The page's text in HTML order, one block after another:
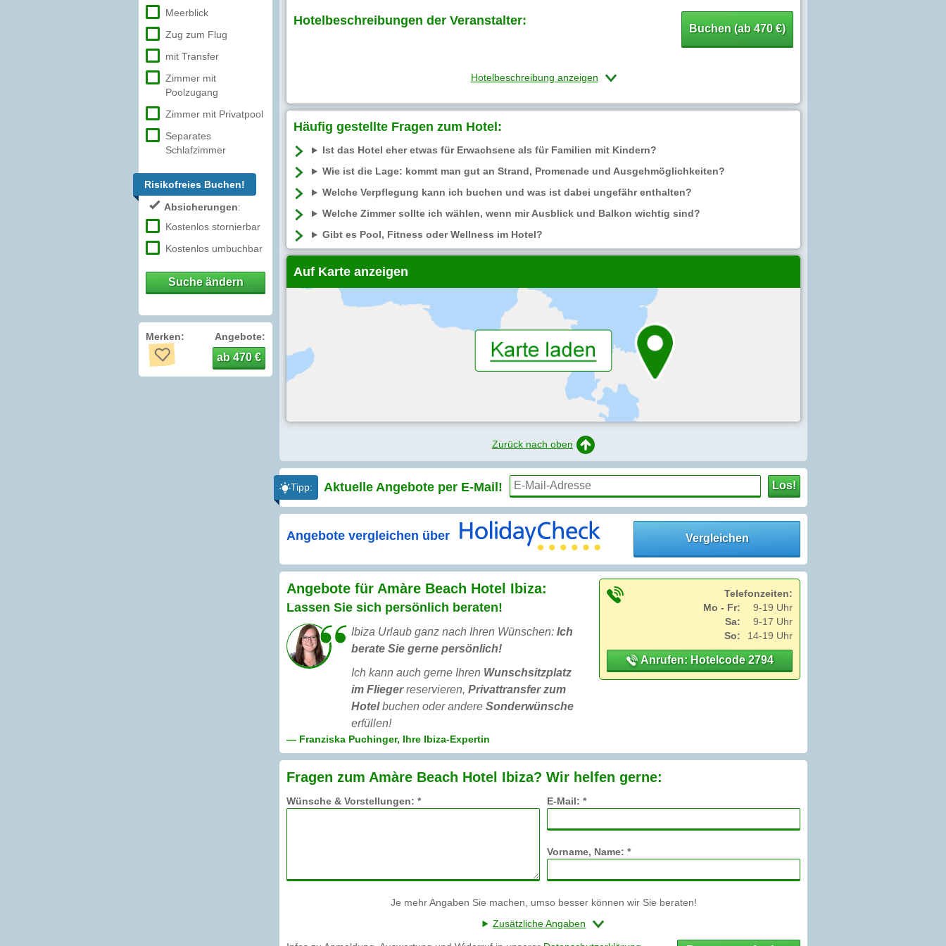
Meerblick
Zug zum Flug
mit Transfer
Zimmer mit
Poolzugang
Zimmer mit Privatpool
Separates
Schlafzimmer
Risikofreies Buchen!
Absicherungen:
Kostenlos stornierbar
Kostenlos umbuchbar
Suche ändern
Merken: Angebote:
ab 470 €
Hotelbeschreibungen der Veranstalter:
Buchen (ab 470 €)
Hotelbeschreibung anzeigen
Häufig gestellte Fragen zum Hotel:
Ist das Hotel eher etwas für Erwachsene als für Familien mit Kindern?
Wie ist die Lage: kommt man gut an Strand, Promenade und Ausgehmöglichkeiten?
Welche Verpflegung kann ich buchen und was ist dabei ungefähr enthalten?
Welche Zimmer sollte ich wählen, wenn mir Ausblick und Balkon wichtig sind?
Gibt es Pool, Fitness oder Wellness im Hotel?
Auf Karte anzeigen
Zurück nach oben
Tipp: Aktuelle Angebote per E-Mail! Los!
Angebote vergleichen über Vergleichen
Angebote für Amàre Beach Hotel Ibiza:
Lassen Sie sich persönlich beraten!
Ibiza Urlaub ganz nach Ihren Wünschen: Ich
berate Sie gerne persönlich!
Ich kann auch gerne Ihren Wunschsitzplatz
im Fliegerreservieren, Privattransfer zum
Hotelbuchen oder andere Sonderwünsche
erfüllen!
— Franziska Puchinger, Ihre Ibiza-Expertin
Telefonzeiten:
Mo - Fr:
9-19 Uhr
Sa:
9-17 Uhr
So:
14-19 Uhr
Anrufen: Hotelcode 2794
Fragen zum Amàre Beach Hotel Ibiza? Wir helfen gerne:
Wünsche & Vorstellungen: * E-Mail: *
Vorname, Name: *
Je mehr Angaben Sie machen, umso besser können wir Sie beraten!
Zusätzliche Angaben